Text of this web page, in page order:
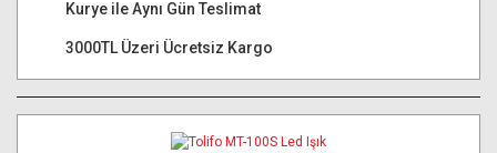
Kurye ile Aynı Gün Teslimat
3000TL Üzeri Ücretsiz Kargo